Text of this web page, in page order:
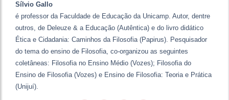
Sílvio Gallo
é professor da Faculdade de Educação da Unicamp. Autor, dentre
outros, de Deleuze & a Educação (Autêntica) e do livro didático
Ética e Cidadania: Caminhos da Filosofia (Papirus). Pesquisador
do tema do ensino de Filosofia, co-organizou as seguintes
coletâneas: Filosofia no Ensino Médio (Vozes); Filosofia do
Ensino de Filosofia (Vozes) e Ensino de Filosofia: Teoria e Prática
(Unijuí).